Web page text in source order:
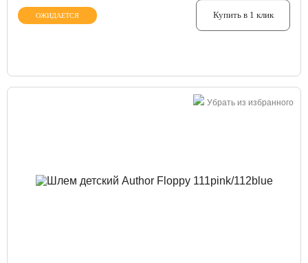
ОЖИДАЕТСЯ Купить в 1 клик
Убрать из избранного